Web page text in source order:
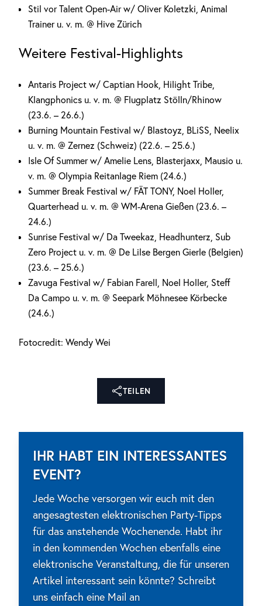
Stil vor Talent Open-Air w/ Oliver Koletzki, Animal
Trainer u. v. m. @ Hive Zürich
Weitere Festival-Highlights
Antaris Project w/ Captian Hook, Hilight Tribe,
Klangphonics u. v. m. @ Flugplatz Stölln/Rhinow
(23.6. – 26.6.)
Burning Mountain Festival w/ Blastoyz, BLiSS, Neelix
u. v. m. @ Zernez (Schweiz) (22.6. – 25.6.)
Isle Of Summer w/ Amelie Lens, Blasterjaxx, Mausio u.
v. m. @ Olympia Reitanlage Riem (24.6.)
Summer Break Festival w/ FÄT TONY, Noel Holler,
Quarterhead u. v. m. @ WM-Arena Gießen (23.6. –
24.6.)
Sunrise Festival w/ Da Tweekaz, Headhunterz, Sub
Zero Project u. v. m. @ De Lilse Bergen Gierle (Belgien)
(23.6. – 25.6.)
Zavuga Festival w/ Fabian Farell, Noel Holler, Steff
Da Campo u. v. m. @ Seepark Möhnesee Körbecke
(24.6.)
Fotocredit: Wendy Wei
TEILEN
IHR HABT EIN INTERESSANTES
EVENT?
Jede Woche versorgen wir euch mit den
angesagtesten elektronischen Party-Tipps
für das anstehende Wochenende. Habt ihr
in den kommenden Wochen ebenfalls eine
elektronische Veranstaltung, die für unseren
Artikel interessant sein könnte? Schreibt
uns einfach eine Mail an